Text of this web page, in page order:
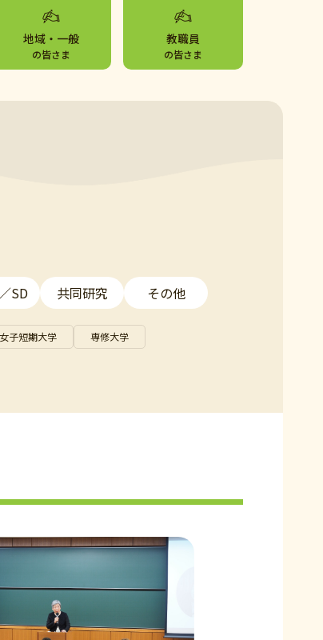
地域・一般
の皆さま
教職員
の皆さま
SD 共同研究 その他
子短期大学
専修大学